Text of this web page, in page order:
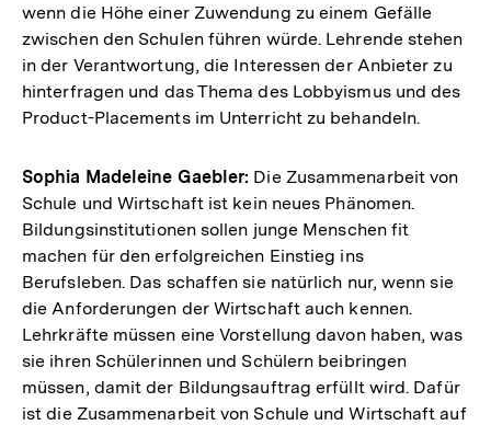
wenn die Höhe einer Zuwendung zu einem Gefälle
zwischen den Schulen führen würde. Lehrende stehen
in der Verantwortung, die Interessen der Anbieter zu
hinterfragen und das Thema des Lobbyismus und des
Product-Placements im Unterricht zu behandeln.
Sophia Madeleine Gaebler: Die Zusammenarbeit von
Schule und Wirtschaft ist kein neues Phänomen.
Bildungsinstitutionen sollen junge Menschen fit
machen für den erfolgreichen Einstieg ins
Berufsleben. Das schaffen sie natürlich nur, wenn sie
die Anforderungen der Wirtschaft auch kennen.
Lehrkräfte müssen eine Vorstellung davon haben, was
sie ihren Schülerinnen und Schülern beibringen
müssen, damit der Bildungsauftrag erfüllt wird. Dafür
ist die Zusammenarbeit von Schule und Wirtschaft auf